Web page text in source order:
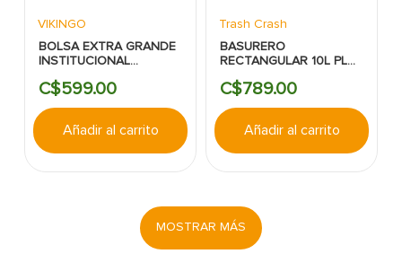
VIKINGO
BOLSA EXTRA GRANDE
INSTITUCIONAL
C$599.00
Añadir al carrito
Trash Crash
BASURERO
RECTANGULAR 10L PL
TRASH CRASH.
C$789.00
Añadir al carrito
MOSTRAR MÁS